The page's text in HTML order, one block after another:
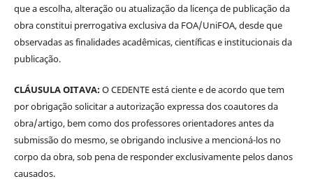
que a escolha, alteração ou atualização da licença de publicação da
obra constitui prerrogativa exclusiva da FOA/UniFOA, desde que
observadas as finalidades acadêmicas, científicas e institucionais da
publicação.
CLÁUSULA OITAVA:O CEDENTE está ciente e de acordo que tem
por obrigação solicitar a autorização expressa dos coautores da
obra/artigo, bem como dos professores orientadores antes da
submissão do mesmo, se obrigando inclusive a mencioná-los no
corpo da obra, sob pena de responder exclusivamente pelos danos
causados.